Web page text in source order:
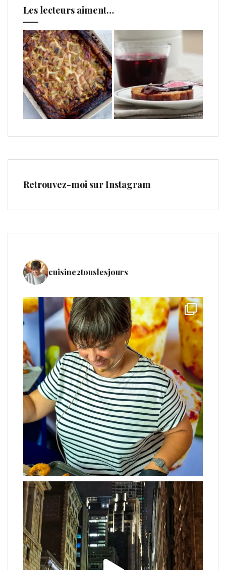
Les lecteurs aiment…
Retrouvez-moi sur Instagram
cuisine2touslesjours